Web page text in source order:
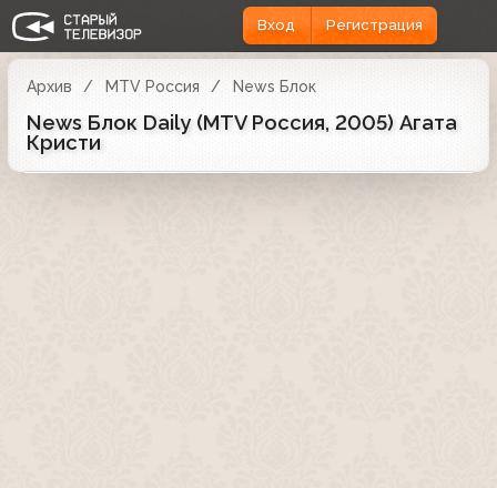
Вход Регистрация
Архив MTV Россия News Блок
News Блок Daily (MTV Россия, 2005) Агата
Кристи